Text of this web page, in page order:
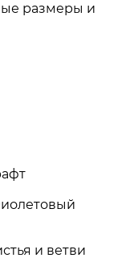
размеры и
и ветви